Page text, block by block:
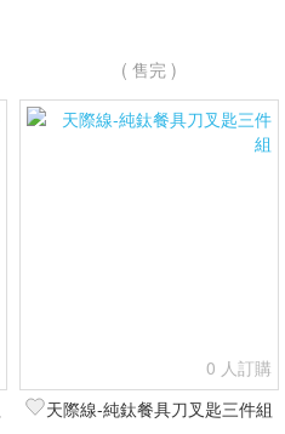
( 售完 )
0 人訂購
天際線-純鈦餐具刀叉匙三件組